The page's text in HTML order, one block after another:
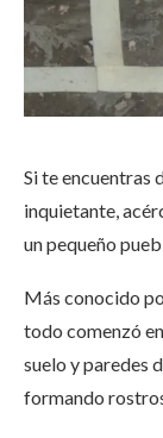
Si te encuentras
inquietante,
un pequeño
Más conocido
todo comenzó
suelo y paredes
formando